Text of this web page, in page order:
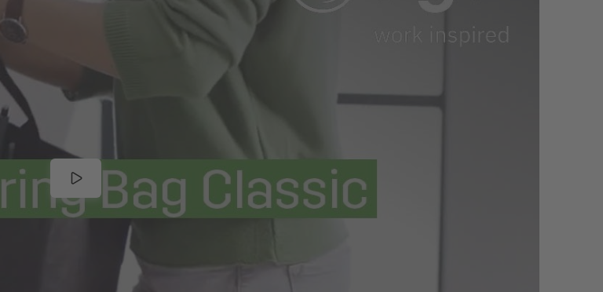
und mit großer Sorgfalt gefertigt. Die Individualisierung mit Logo erfolgt in unserer
für hochwertige Verarbeitung und langlebige Qualität.
entwickelt. Das robuste, formstabile Material und die gepolsterten Innenbereiche sorgen
mit einer Laptop‑Hülle oder einem Laptop‑Case erhält dein Gerät zusätzlichen
Zustand nimmt sie nur minimalen Platz ein. Sie lässt sich so platzsparend in